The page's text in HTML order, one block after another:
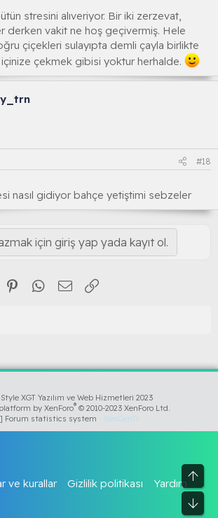
stresini alıveriyor. Bir iki zerzevat,
derken vakit ne hoş geçivermiş. Hele
çiçekleri sulayıpta demli çayla birlikte
çekmek gibisi yoktur herhalde.
#18
nasıl gidiyor bahçe yetiştimi sebzeler
için giriş yap yada kayıt ol.
Twitter PinterestWhatsApp
E-posta
Üst
Alt
XGT Yazılım ve Web Hizmetleri 2023
by XenForo® © 2010-2023 XenForo Ltd.
Forum statistics system - XenGenTr
ve kurallar Gizlilik politikası Yardım